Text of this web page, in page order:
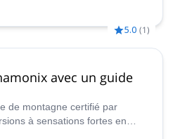
5.0 (1)
avec un guide
de montagne certifié par
à sensations fortes en